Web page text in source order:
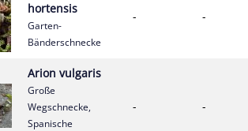
hortensis
Garten-
Bänderschnecke
- -
Arion vulgaris
Große
Wegschnecke,
Spanische
- -